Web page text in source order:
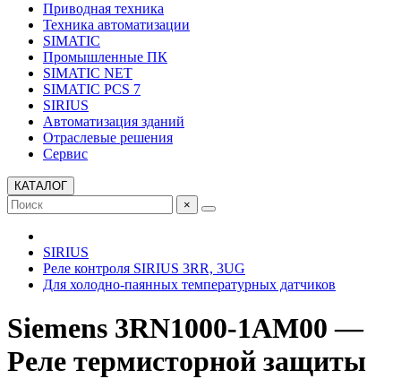
Приводная техника
Техника автоматизации
SIMATIC
Промышленные ПК
SIMATIC NET
SIMATIC PCS 7
SIRIUS
Автоматизация зданий
Отраслевые решения
Сервис
КАТАЛОГ
×
SIRIUS
Реле контроля SIRIUS 3RR, 3UG
Для холодно-паянных температурных датчиков
Siemens 3RN1000-1AM00 —
Реле термисторной защиты